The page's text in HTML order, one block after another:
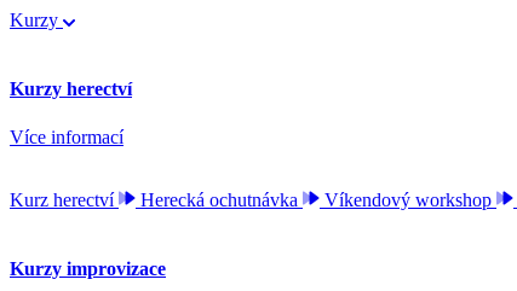
Kurzy
Kurzy herectví
Více informací
Kurz herectví Herecká ochutnávka Víkendový workshop
Kurzy improvizace